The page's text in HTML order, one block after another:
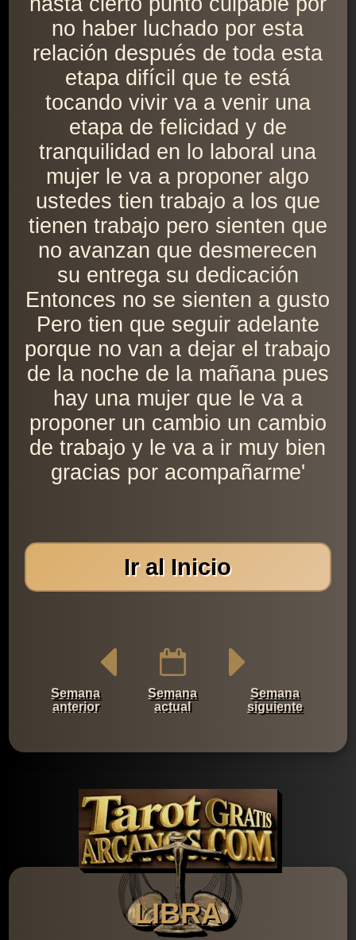
no haber luchado por esta
relación después de toda esta
etapa difícil que te está
tocando vivir va a venir una
etapa de felicidad y de
tranquilidad en lo laboral una
mujer le va a proponer algo
ustedes tien trabajo a los que
tienen trabajo pero sienten que
no avanzan que desmerecen
su entrega su dedicación
Entonces no se sienten a gusto
Pero tien que seguir adelante
porque no van a dejar el trabajo
de la noche de la mañana pues
hay una mujer que le va a
proponer un cambio un cambio
de trabajo y le va a ir muy bien
gracias por acompañarme'
Ir al Inicio
Semana
anterior
Semana
actual
Semana
siguiente
LIBRA